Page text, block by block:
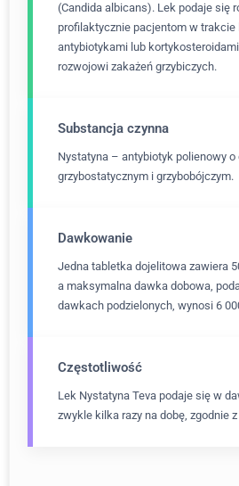
(Candida albicans). Lek podaje się
profilaktycznie pacjentom w trakcie
antybiotykami lub
rozwojowi zakażeń grzybiczych.
Substancja czynna
Nystatyna – antybiotyk polienowy o
grzybostatycznym i grzybobójczym.
Dawkowanie
Jedna tabletka dojelitowa zawiera
a maksymalna dawka dobowa,
dawkach podzielonych, wynosi 6
Częstotliwość
Lek Nystatyna Teva podaje się w
zwykle kilka razy na dobę, zgodnie